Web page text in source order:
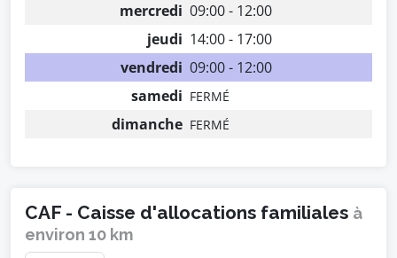
mercredi 09:00 - 12:00
jeudi 14:00 - 17:00
vendredi 09:00 - 12:00
samedi FERMÉ
dimanche FERMÉ
CAF - Caisse d'allocations familiales à
environ 10 km